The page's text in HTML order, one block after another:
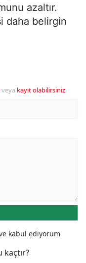
azaltır.
daha belirgin
veya kayıt olabilirsiniz.
kabul ediyorum
kaçtır?